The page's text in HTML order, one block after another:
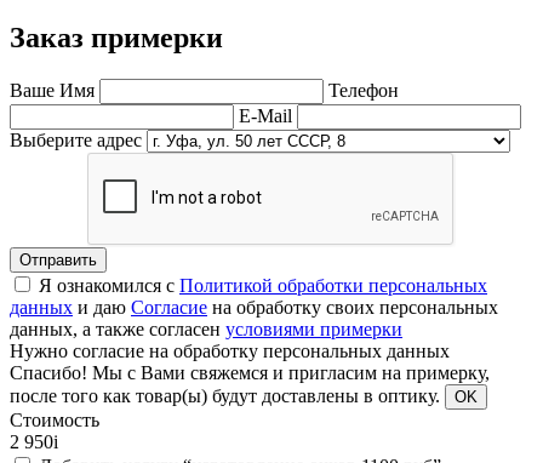
Заказ примерки
Ваше Имя
Телефон
E-Mail
Выберите адрес
Отправить
Я ознакомился с Политикой обработки персональных
данных и даю Согласие на обработку своих персональных
данных, а также согласен условиями примерки
Нужно согласие на обработку персональных данных
Спасибо! Мы с Вами свяжемся и пригласим на примерку,
после того как товар(ы) будут доставлены в оптику.
OK
Стоимость
2 950i